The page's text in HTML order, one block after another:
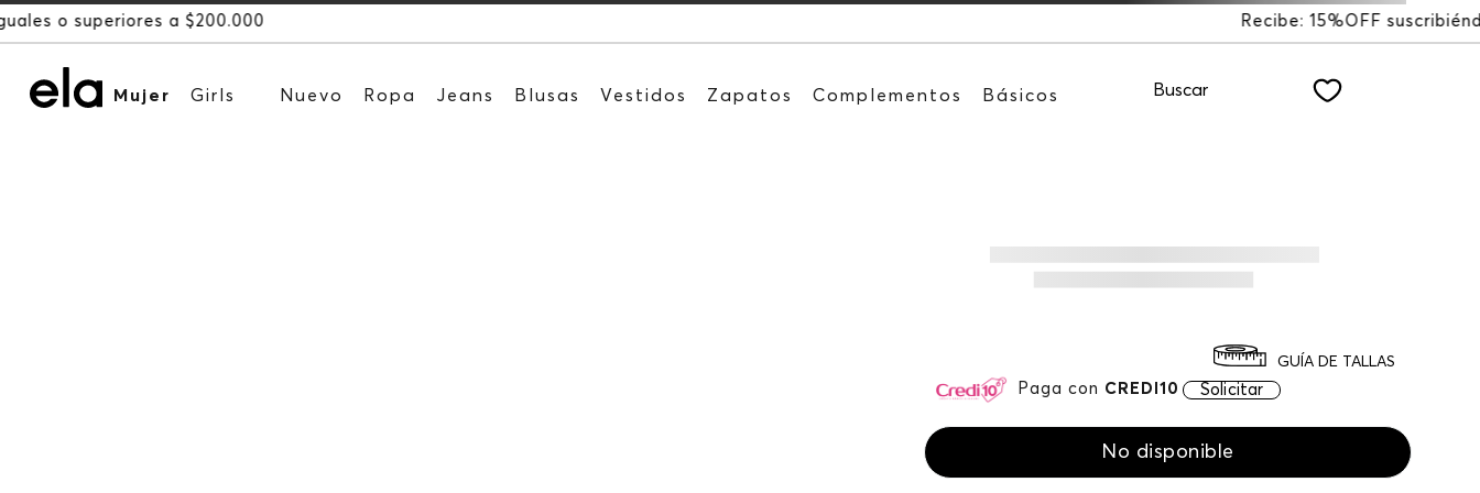
Recibe: 15%OFF suscribiéndote a nuestro NEWSLETTER
Mujer Girls Nuevo Ropa Jeans Blusas Vestidos Zapatos Complementos Básicos Buscar
Paga con CREDI10 Solicitar
GUÍA DE TALLAS
No disponible